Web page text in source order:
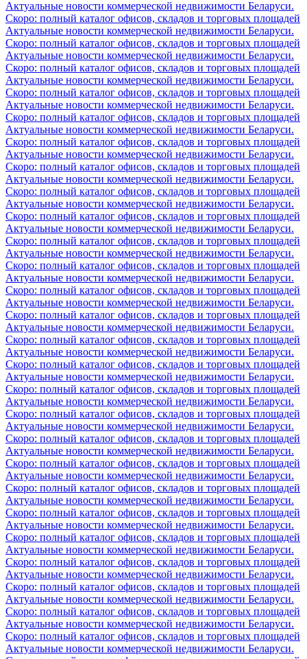
Актуальные новости коммерческой недвижимости Беларуси.
Скоро: полный каталог офисов, складов и торговых площадей
Актуальные новости коммерческой недвижимости Беларуси.
Скоро: полный каталог офисов, складов и торговых площадей
Актуальные новости коммерческой недвижимости Беларуси.
Скоро: полный каталог офисов, складов и торговых площадей
Актуальные новости коммерческой недвижимости Беларуси.
Скоро: полный каталог офисов, складов и торговых площадей
Актуальные новости коммерческой недвижимости Беларуси.
Скоро: полный каталог офисов, складов и торговых площадей
Актуальные новости коммерческой недвижимости Беларуси.
Скоро: полный каталог офисов, складов и торговых площадей
Актуальные новости коммерческой недвижимости Беларуси.
Скоро: полный каталог офисов, складов и торговых площадей
Актуальные новости коммерческой недвижимости Беларуси.
Скоро: полный каталог офисов, складов и торговых площадей
Актуальные новости коммерческой недвижимости Беларуси.
Скоро: полный каталог офисов, складов и торговых площадей
Актуальные новости коммерческой недвижимости Беларуси.
Скоро: полный каталог офисов, складов и торговых площадей
Актуальные новости коммерческой недвижимости Беларуси.
Скоро: полный каталог офисов, складов и торговых площадей
Актуальные новости коммерческой недвижимости Беларуси.
Скоро: полный каталог офисов, складов и торговых площадей
Актуальные новости коммерческой недвижимости Беларуси.
Скоро: полный каталог офисов, складов и торговых площадей
Актуальные новости коммерческой недвижимости Беларуси.
Скоро: полный каталог офисов, складов и торговых площадей
Актуальные новости коммерческой недвижимости Беларуси.
Скоро: полный каталог офисов, складов и торговых площадей
Актуальные новости коммерческой недвижимости Беларуси.
Скоро: полный каталог офисов, складов и торговых площадей
Актуальные новости коммерческой недвижимости Беларуси.
Скоро: полный каталог офисов, складов и торговых площадей
Актуальные новости коммерческой недвижимости Беларуси.
Скоро: полный каталог офисов, складов и торговых площадей
Актуальные новости коммерческой недвижимости Беларуси.
Скоро: полный каталог офисов, складов и торговых площадей
Актуальные новости коммерческой недвижимости Беларуси.
Скоро: полный каталог офисов, складов и торговых площадей
Актуальные новости коммерческой недвижимости Беларуси.
Скоро: полный каталог офисов, складов и торговых площадей
Актуальные новости коммерческой недвижимости Беларуси.
Скоро: полный каталог офисов, складов и торговых площадей
Актуальные новости коммерческой недвижимости Беларуси.
Скоро: полный каталог офисов, складов и торговых площадей
Актуальные новости коммерческой недвижимости Беларуси.
Скоро: полный каталог офисов, складов и торговых площадей
Актуальные новости коммерческой недвижимости Беларуси.
Скоро: полный каталог офисов, складов и торговых площадей
Актуальные новости коммерческой недвижимости Беларуси.
Скоро: полный каталог офисов, складов и торговых площадей
Актуальные новости коммерческой недвижимости Беларуси.